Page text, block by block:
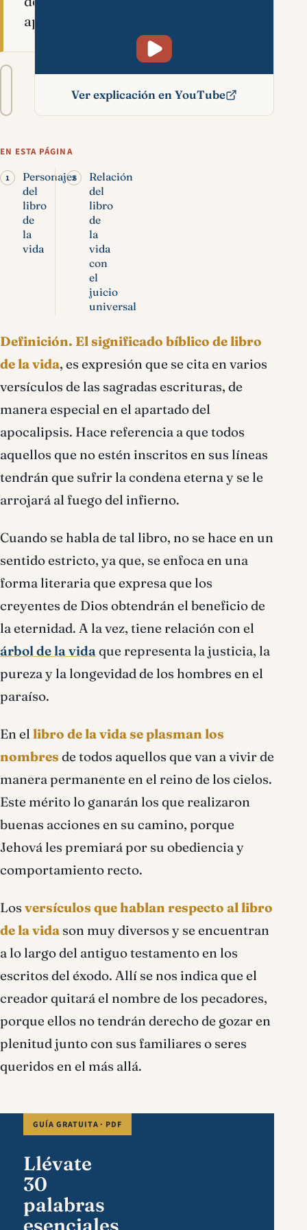
apocalipsis.
Tamaño
A− A+
Ver explicación en YouTube
EN ESTA PÁGINA
Personajes
del
libro
de
la
vida
Relación
del
libro
de
la
vida
con
el
juicio
universal
Definición. El significado bíblico de libro
de la vida, es expresión que se cita en varios
versículos de las sagradas escrituras, de
manera especial en el apartado del
apocalipsis. Hace referencia a que todos
aquellos que no estén inscritos en sus líneas
tendrán que sufrir la condena eterna y se le
arrojará al fuego del infierno.
Cuando se habla de tal libro, no se hace en un
sentido estricto, ya que, se enfoca en una
forma literaria que expresa que los
creyentes de Dios obtendrán el beneficio de
la eternidad. A la vez, tiene relación con el
árbol de la vidaque representa la justicia, la
pureza y la longevidad de los hombres en el
paraíso.
En el libro de la vida se plasman los
nombres de todos aquellos que van a vivir de
manera permanente en el reino de los cielos.
Este mérito lo ganarán los que realizaron
buenas acciones en su camino, porque
Jehová les premiará por su obediencia y
comportamiento recto.
Los versículos que hablan respecto al libro
de la vida son muy diversos y se encuentran
a lo largo del antiguo testamento en los
escritos del éxodo. Allí se nos indica que el
creador quitará el nombre de los pecadores,
porque ellos no tendrán derecho de gozar en
plenitud junto con sus familiares o seres
queridos en el más allá.
GUÍA GRATUITA · PDF
Llévate
30
palabras
esenciales